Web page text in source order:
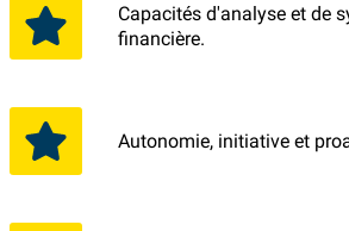
Capacités d'analyse et de
financière.
Autonomie, initiative et